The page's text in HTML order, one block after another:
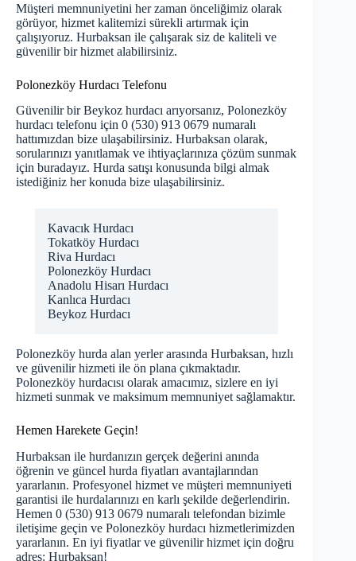
Müşteri memnuniyetini her zaman önceliğimiz olarak
görüyor, hizmet kalitemizi sürekli artırmak için
çalışıyoruz. Hurbaksan ile çalışarak siz de kaliteli ve
güvenilir bir hizmet alabilirsiniz.
Polonezköy Hurdacı Telefonu
Güvenilir birBeykoz hurdacı arıyorsanız, Polonezköy
hurdacı telefonu için 0 (530) 913 0679 numaralı
hattımızdan bize ulaşabilirsiniz. Hurbaksan olarak,
sorularınızı yanıtlamak ve ihtiyaçlarınıza çözüm sunmak
için buradayız. Hurda satışı konusunda bilgi almak
istediğiniz her konuda bize ulaşabilirsiniz.
Kavacık Hurdacı
Tokatköy Hurdacı
Riva Hurdacı
Polonezköy Hurdacı
Anadolu Hisarı Hurdacı
Kanlıca Hurdacı
Beykoz Hurdacı
Polonezköy hurda alan yerler arasında Hurbaksan, hızlı
ve güvenilir hizmeti ile ön plana çıkmaktadır.
Polonezköy hurdacısı olarak amacımız, sizlere en iyi
hizmeti sunmak ve maksimum memnuniyet sağlamaktır.
Hemen Harekete Geçin!
Hurbaksan ile hurdanızın gerçek değerini anında
öğrenin ve güncel hurda fiyatları avantajlarından
yararlanın. Profesyonel hizmet ve müşteri memnuniyeti
garantisi ile hurdalarınızı en karlı şekilde değerlendirin.
Hemen 0 (530) 913 0679 numaralı telefondan bizimle
iletişime geçin ve Polonezköy hurdacı hizmetlerimizden
yararlanın. En iyi fiyatlar ve güvenilir hizmet için doğru
adres: Hurbaksan!